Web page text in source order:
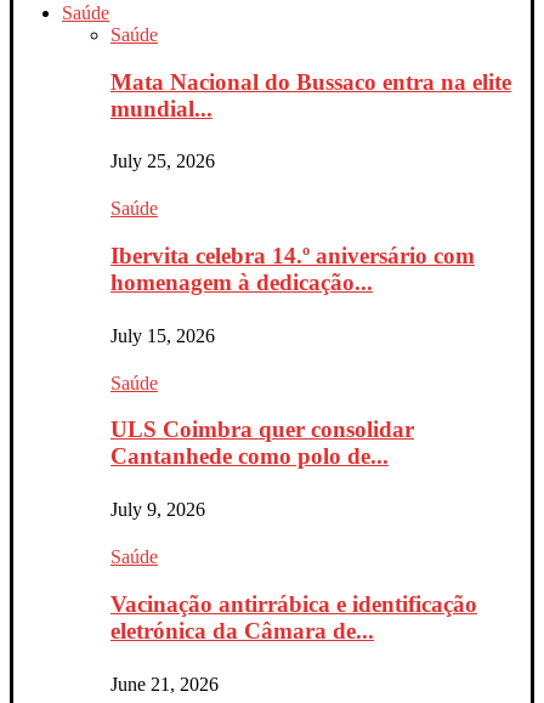
Saúde
Saúde
Mata Nacional do Bussaco entra na elite
mundial...
July 25, 2026
Saúde
Ibervita celebra 14.º aniversário com
homenagem à dedicação...
July 15, 2026
Saúde
ULS Coimbra quer consolidar
Cantanhede como polo de...
July 9, 2026
Saúde
Vacinação antirrábica e identificação
eletrónica da Câmara de...
June 21, 2026